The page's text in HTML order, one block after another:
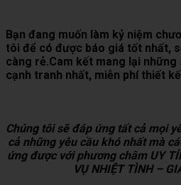
Bạn đang muốn làm kỷ niệm
tôi để có được báo giá tốt nhất,
càng rẻ.Cam kết mang lại
cạnh tranh nhất, miễn phí thiết
Chúng tôi sẽ đáp ứng tất cả mọi
cả những yêu cầu khó nhất mà
ứng được với phương châm UY
VỤ NHIỆT TÌNH –